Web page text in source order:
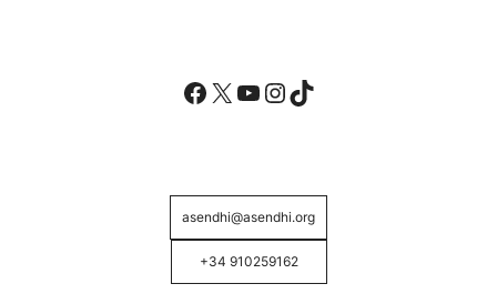
Facebook
X YouTube
Instagram
TikTok
asendhi@asendhi.org
+34 910259162